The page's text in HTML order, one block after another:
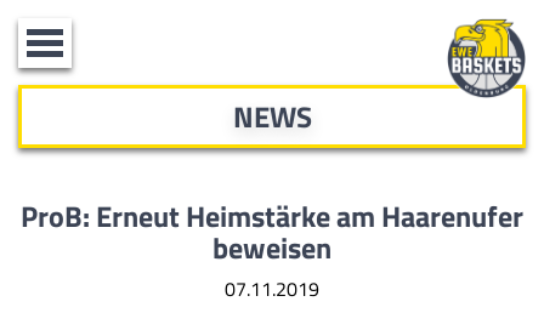
Toggle
navigation
NEWS
ProB: Erneut Heimstärke am Haarenufer
beweisen
07.11.2019